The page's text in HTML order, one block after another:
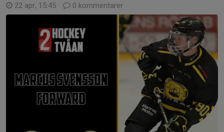
22 apr, 15:45 0 kommentarer